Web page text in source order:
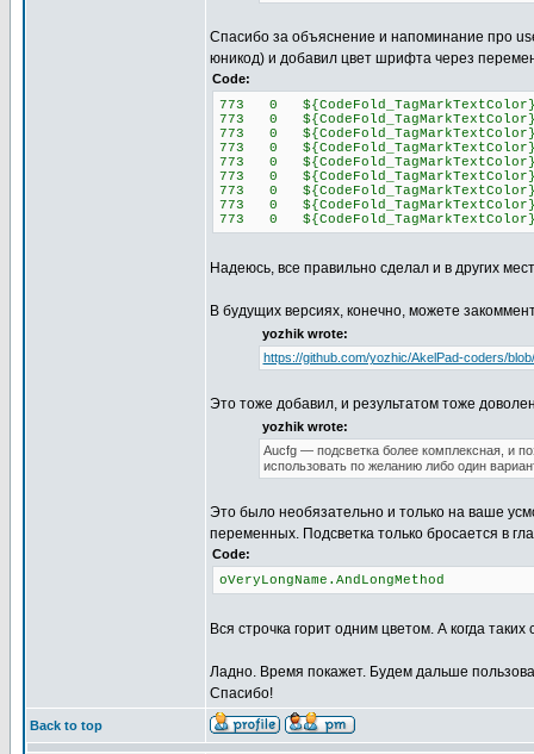
Спасибо за объяснение и напоминание про
юникод) и добавил цвет шрифта через
Code:
773 0
773 0
773 0
773 0
773 0
773 0
773 0
773 0
773 0
Надеюсь, все правильно сделал и в других
В будущих версиях, конечно, можете
yozhik wrote:
https://github.com/yozhic/AkelPad-coders/
Это тоже добавил, и результатом тоже
yozhik wrote:
Aucfg — подсветка более комплексная, и
использовать по желанию либо один
Это было необязательно и только на ваше
переменных. Подсветка только бросается в
Code:
oVeryLongName.AndLongMethod
Вся строчка горит одним цветом. А когда
Ладно. Время покажет. Будем дальше
Спасибо!
Back to top